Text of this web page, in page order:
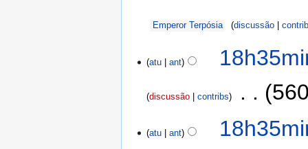
Emperor Terpósia discussão
atu ant
discussão contribs
atu ant